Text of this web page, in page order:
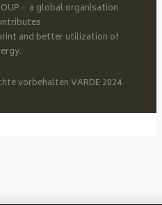
- a global organisation
and better utilization of
vorbehalten VARDE 2024